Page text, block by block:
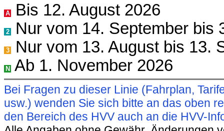
A Bis 12. August 2026
2 Nur vom 14. September bis
3 Nur vom 13. August bis 13.
N Ab 1. November 2026
Bei Fragen zu dieser Linie (Fahrplan,
usw.) wenden Sie sich bitte an das oben
den Bereich des HVV auch an die HVV-